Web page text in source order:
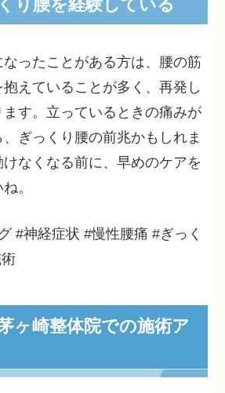
ったことがある方は、腰の筋
えていることが多く、再発し
す。立っているときの痛みが
ぎっくり腰の前兆かもしれま
なくなる前に、早めのケアを
。
#神経症状 #慢性腰痛 #ぎっく
ヶ崎整体院での施術ア